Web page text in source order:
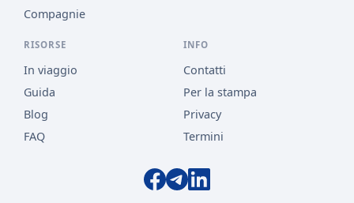
Compagnie
RISORSE
In viaggio
Guida
Blog
FAQ
INFO
Contatti
Per la stampa
Privacy
Termini